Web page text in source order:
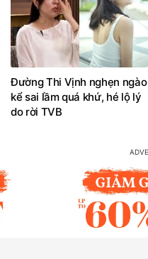
Đường Thi Vịnh nghẹn ngào
kể sai lầm quá khứ, hé lộ lý
do rời TVB